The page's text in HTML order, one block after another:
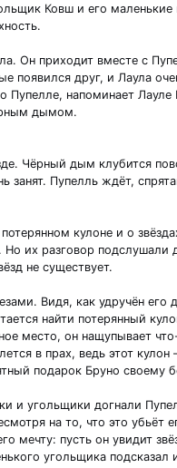
Ковш и его
Он приходит вместе с
появился друг, и Лаула
Пупелле, напоминает Лауле
дымом.
Чёрный дым клубится
занят. Пупелль ждёт,
кулоне и о
их разговор подслушали
не существует.
Видя, как удручён его
найти потерянный
место, он нащупывает
в прах, ведь этот
подарок Бруно своему
и угольщики догнали
на то, что это убьёт
мечту: пусть он увидит
угольщика подсказал